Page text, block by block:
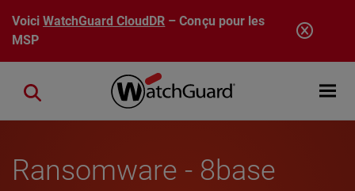
Aller au contenu principal
VoiciWatchGuard CloudDR – Conçu pour les
MSP
Open
Close search
Ransomware - 8base